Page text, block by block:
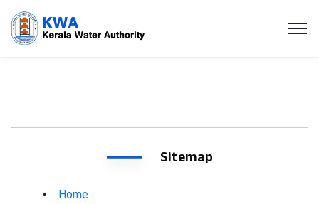
Sitemap
Home